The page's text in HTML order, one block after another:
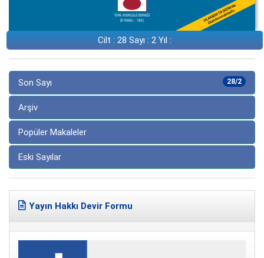
Cilt : 28 Sayı : 2 Yıl :
28/2
Son Sayı
Arşiv
Popüler Makaleler
Eski Sayılar
Yayın Hakkı Devir Formu